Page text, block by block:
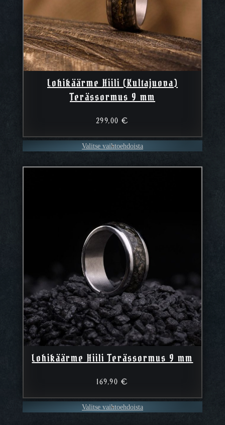
Lohikäärme Hiili (Kultajuova)
Terässormus 9 mm
299,00€
Valitse vaihtoehdoista
Lohikäärme Hiili Terässormus 9 mm
169,90 €
Valitse vaihtoehdoista